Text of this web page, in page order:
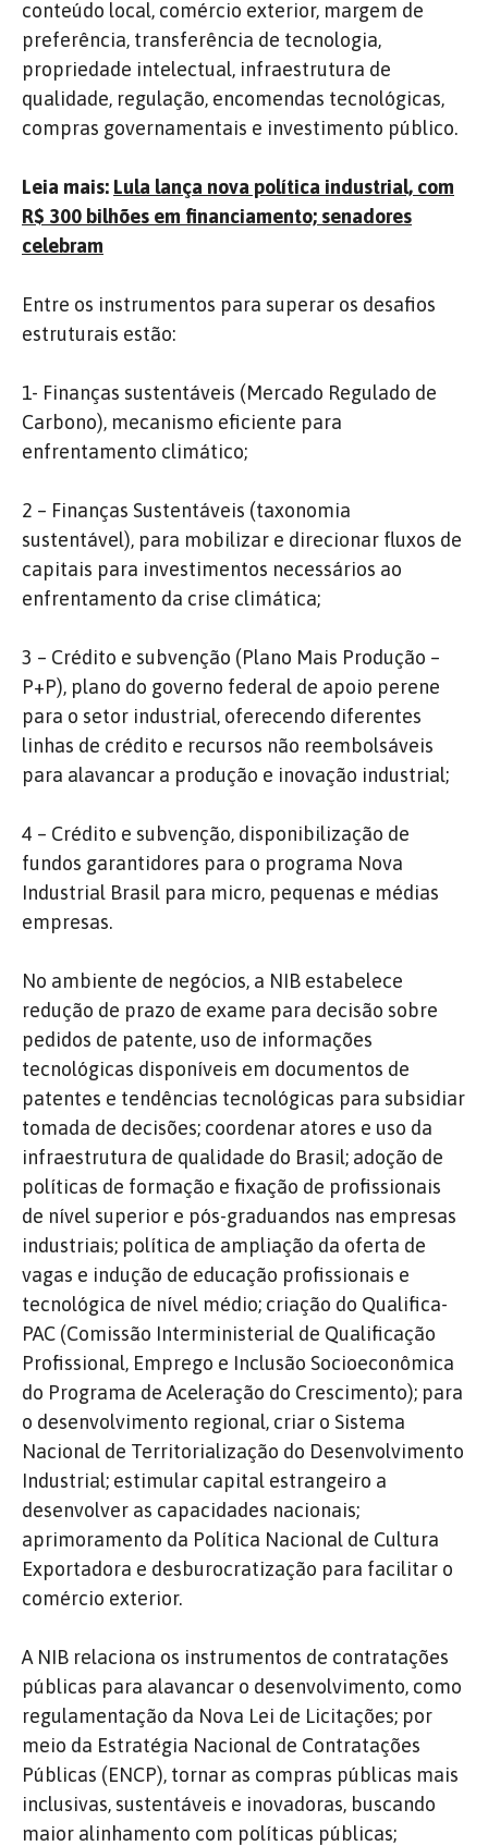
conteúdo local, comércio exterior, margem de
preferência, transferência de tecnologia,
propriedade intelectual, infraestrutura de
qualidade, regulação, encomendas tecnológicas,
compras governamentais e investimento público.
Leia mais: Lula lança nova política industrial, com
R$ 300 bilhões em financiamento; senadores
celebram
Entre os instrumentos para superar os desafios
estruturais estão:
1- Finanças sustentáveis (Mercado Regulado de
Carbono), mecanismo eficiente para
enfrentamento climático;
2 – Finanças Sustentáveis (taxonomia
sustentável), para mobilizar e direcionar fluxos de
capitais para investimentos necessários ao
enfrentamento da crise climática;
3 – Crédito e subvenção (Plano Mais Produção –
P+P), plano do governo federal de apoio perene
para o setor industrial, oferecendo diferentes
linhas de crédito e recursos não reembolsáveis
para alavancar a produção e inovação industrial;
4 – Crédito e subvenção, disponibilização de
fundos garantidores para o programa Nova
Industrial Brasil para micro, pequenas e médias
empresas.
No ambiente de negócios, a NIB estabelece
redução de prazo de exame para decisão sobre
pedidos de patente, uso de informações
tecnológicas disponíveis em documentos de
patentes e tendências tecnológicas para subsidiar
tomada de decisões; coordenar atores e uso da
infraestrutura de qualidade do Brasil; adoção de
políticas de formação e fixação de profissionais
de nível superior e pós-graduandos nas empresas
industriais; política de ampliação da oferta de
vagas e indução de educação profissionais e
tecnológica de nível médio; criação do Qualifica-
PAC (Comissão Interministerial de Qualificação
Profissional, Emprego e Inclusão Socioeconômica
do Programa de Aceleração do Crescimento); para
o desenvolvimento regional, criar o Sistema
Nacional de Territorialização do Desenvolvimento
Industrial; estimular capital estrangeiro a
desenvolver as capacidades nacionais;
aprimoramento da Política Nacional de Cultura
Exportadora e desburocratização para facilitar o
comércio exterior.
A NIB relaciona os instrumentos de contratações
públicas para alavancar o desenvolvimento, como
regulamentação da Nova Lei de Licitações; por
meio da Estratégia Nacional de Contratações
Públicas (ENCP), tornar as compras públicas mais
inclusivas, sustentáveis e inovadoras, buscando
maior alinhamento com políticas públicas;